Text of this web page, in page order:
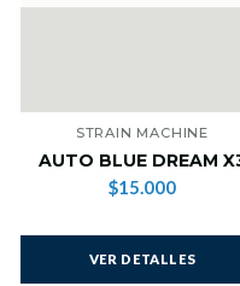
STRAIN MACHINE
AUTO BLUE DREAM
$15.000
VER DETALLES